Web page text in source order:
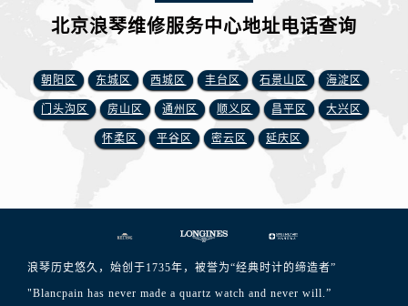
北京浪琴维修服务中心地址电话查询
朝阳区 东城区 西城区 丰台区 石景山区 海淀区
门头沟区 房山区 通州区 顺义区 昌平区 大兴区
怀柔区 平谷区 密云区 延庆区
浪琴历史悠久，始创于1735年，被誉为“经典时计的缔造者”
"Blancpain has never made a quartz watch and never will.”